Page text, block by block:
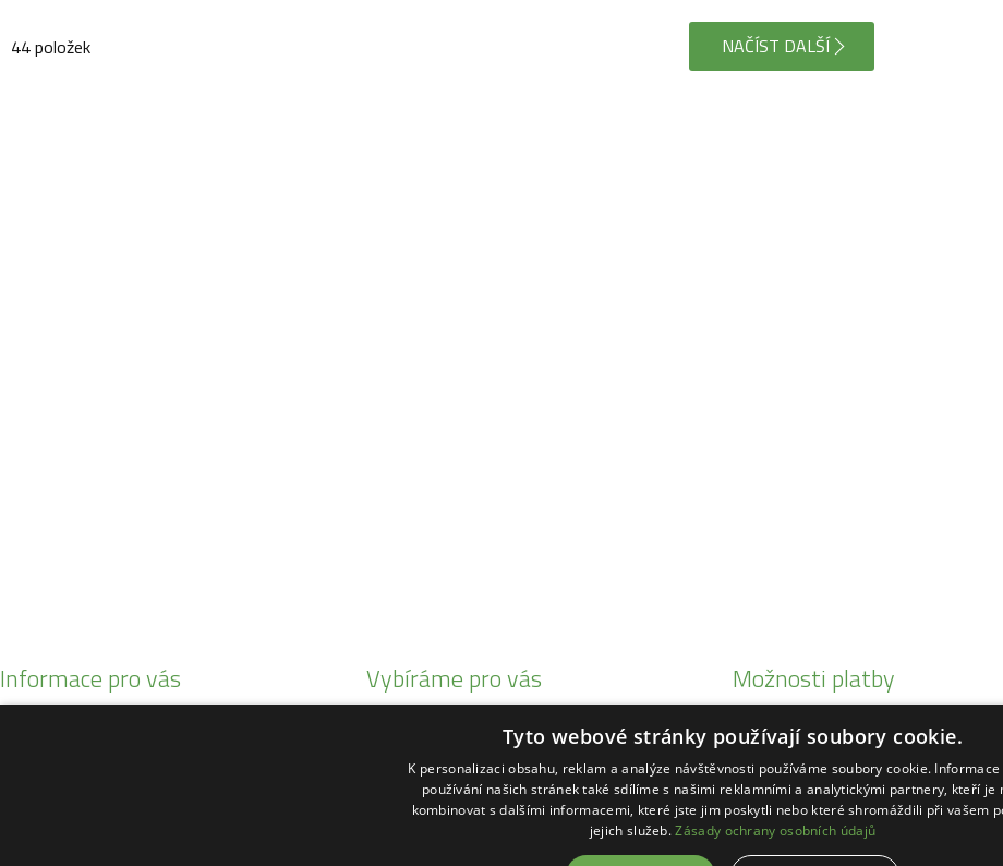
44 položek NAČÍST DALŠÍ
Informace pro vás Vybíráme pro vás
Malotratory Vari Honda
Kuchyňské potřeby Status
Sekačky robotické
Motorové pily Stihl
Možnosti platby
Tyto webové stránky používají soubory cookie.
K personalizaci obsahu, reklam a analýze návštěvnosti používáme soubory cookie. Informace
používání našich stránek také sdílíme s našimi reklamními a analytickými partnery, kteří je
kombinovat s dalšími informacemi, které jste jim poskytli nebo které shromáždili při vašem
jejich služeb.Zásady ochrany osobních údajů